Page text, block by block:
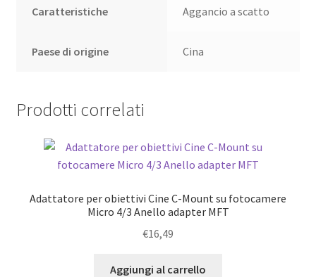
Caratteristiche Aggancio a scatto
Paese di origine Cina
Prodotti correlati
Adattatore per obiettivi Cine C-Mount su fotocamere
Micro 4/3 Anello adapter MFT
€16,49
Aggiungi al carrello